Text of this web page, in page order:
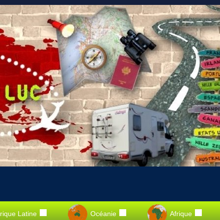
Latine Océanie Afrique